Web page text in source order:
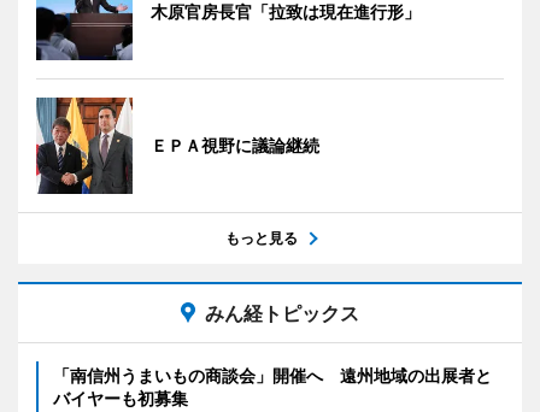
木原官房長官「拉致は現在進行形」
ＥＰＡ視野に議論継続
もっと見る
みん経トピックス
「南信州うまいもの商談会」開催へ 遠州地域の出展者と
バイヤーも初募集